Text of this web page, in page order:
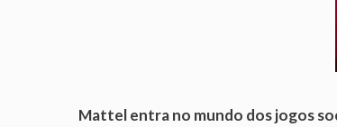
Mattel entra no mundo dos jogos